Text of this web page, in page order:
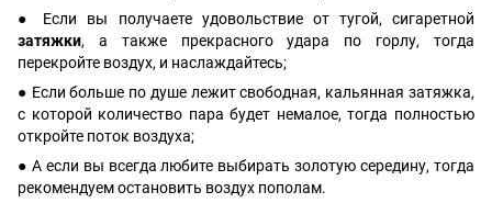
● Если вы получаете удовольствие от тугой, сигаретной
затяжки, а также прекрасного удара по горлу, тогда
перекройте воздух, и наслаждайтесь;
● Если больше по душе лежит свободная, кальянная затяжка,
с которой количество пара будет немалое, тогда полностью
откройте поток воздуха;
● А если вы всегда любите выбирать золотую середину, тогда
рекомендуем остановить воздух пополам.